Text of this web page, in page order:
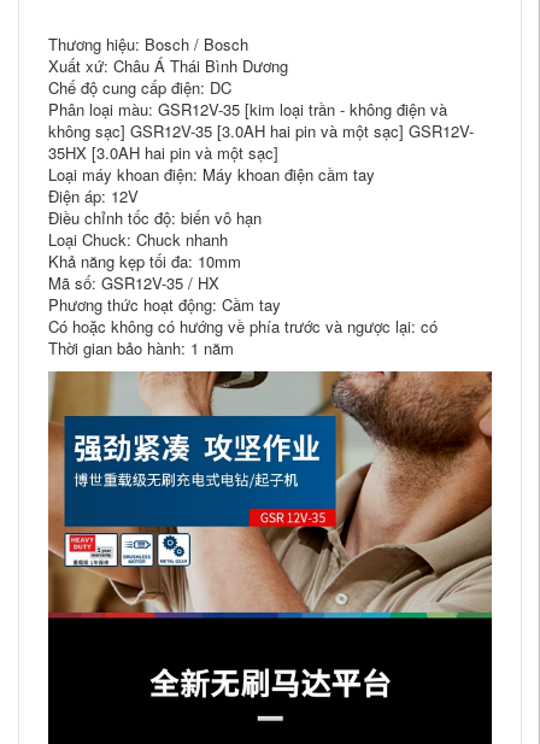
Thương hiệu: Bosch / Bosch
Xuất xứ: Châu Á Thái Bình Dương
Chế độ cung cấp điện: DC
Phân loại màu: GSR12V-35 [kim loại trần - không điện và
không sạc] GSR12V-35 [3.0AH hai pin và một sạc] GSR12V-
35HX [3.0AH hai pin và một sạc]
Loại máy khoan điện: Máy khoan điện cầm tay
Điện áp: 12V
Điều chỉnh tốc độ: biến vô hạn
Loại Chuck: Chuck nhanh
Khả năng kẹp tối đa: 10mm
Mã số: GSR12V-35 / HX
Phương thức hoạt động: Cầm tay
Có hoặc không có hướng về phía trước và ngược lại: có
Thời gian bảo hành: 1 năm